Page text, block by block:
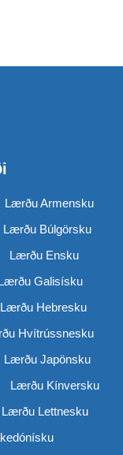
Lærðu Armensku
Lærðu Búlgörsku
Lærðu Ensku
Galisísku
Lærðu Hebresku
Hvítrússnesku
Lærðu Japönsku
Lærðu Kínversku
Lærðu Lettnesku